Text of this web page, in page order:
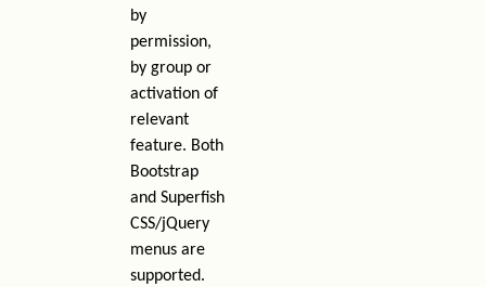
by
permission,
by group or
activation of
relevant
feature. Both
Bootstrap
and Superfish
CSS/jQuery
menus are
supported.